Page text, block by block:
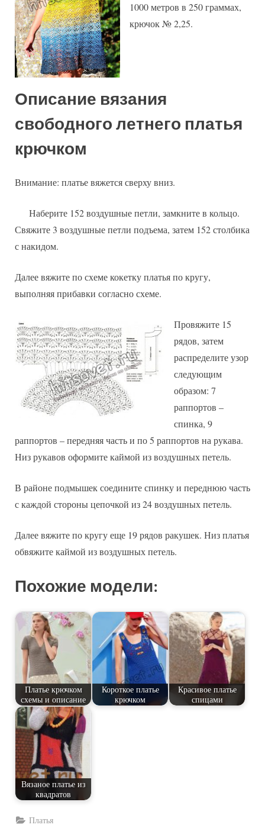
1000 метров в 250 граммах,
крючок № 2,25.
Описание вязания
свободного летнего платья
крючком
Внимание: платье вяжется сверху вниз.
Наберите 152 воздушные петли, замкните в кольцо.
Свяжите 3 воздушные петли подъема, затем 152 столбика
с накидом.
Далее вяжите по схеме кокетку платья по кругу,
выполняя прибавки согласно схеме.
Провяжите 15
рядов, затем
распределите узор
следующим
образом: 7
раппортов –
спинка, 9
раппортов – передняя часть и по 5 раппортов на рукава.
Низ рукавов оформите каймой из воздушных петель.
В районе подмышек соедините спинку и переднюю часть
с каждой стороны цепочкой из 24 воздушных петель.
Далее вяжите по кругу еще 19 рядов ракушек. Низ платья
обвяжите каймой из воздушных петель.
Похожие модели:
Платье крючком
схемы и описание
Короткое платье
крючком
Красивое платье
спицами
Вязаное платье из
квадратов
Платья